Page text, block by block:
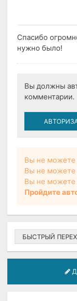
Спасибо
нужно было!
Вы должны
комментарии.
Вы не можете
Вы не можете
Вы не можете
Пройдите
БЫСТРЫЙ